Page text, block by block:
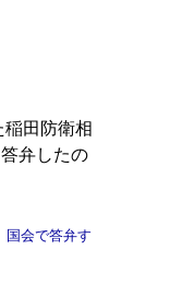
田防衛相
弁したの
国会で答弁す